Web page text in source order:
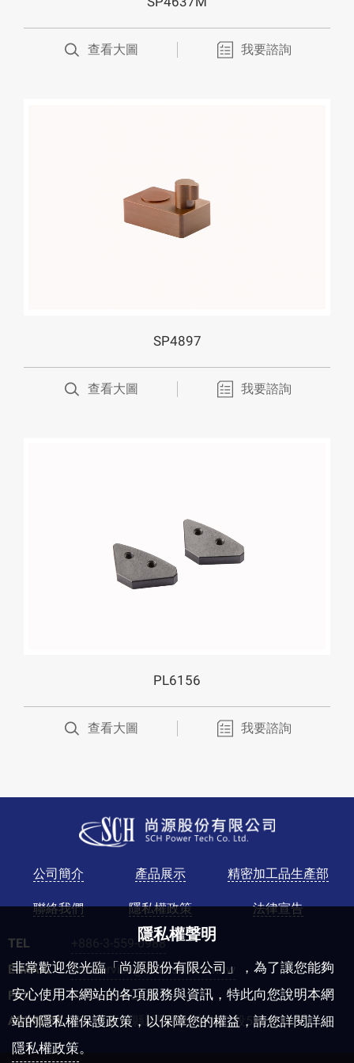
查看大圖 我要諮詢
SP4897
查看大圖 我要諮詢
PL6156
查看大圖 我要諮詢
Golden Biotech
公司簡介 產品展示 精密加工品生產部
聯絡我們 隱私權政策 法律宣告
TEL
+886-3-559-0988
E-MAIL
webservice@mail.sch.com.tw
FAX
886-3-559-2220
ADDRESS 30471新竹縣新豐鄉建興路二段596巷11號
隱私權聲明
非常歡迎您光臨「尚源股份有限公司」，為了讓您能夠
安心使用本網站的各項服務與資訊，特此向您說明本網
站的隱私權保護政策，以保障您的權益，請您詳閱詳細
隱私權政策。